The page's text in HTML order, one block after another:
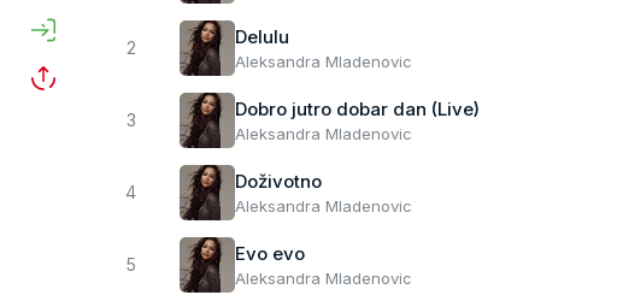
2 Delulu
Aleksandra Mladenovic
3 Dobro jutro dobar dan (Live)
Aleksandra Mladenovic
4 Doživotno
Aleksandra Mladenovic
5 Evo evo
Aleksandra Mladenovic